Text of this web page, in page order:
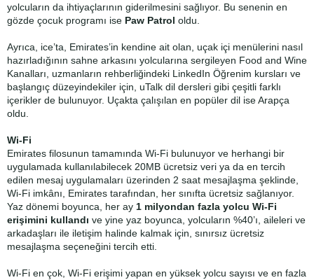
yolcuların da ihtiyaçlarının giderilmesini sağlıyor. Bu senenin en
gözde çocuk programı ise Paw Patrol oldu.
Ayrıca, ice’ta, Emirates’in kendine ait olan, uçak içi menülerini nasıl
hazırladığının sahne arkasını yolcularına sergileyen Food and Wine
Kanalları, uzmanların rehberliğindeki LinkedIn Öğrenim kursları ve
başlangıç düzeyindekiler için, uTalk dil dersleri gibi çeşitli farklı
içerikler de bulunuyor. Uçakta çalışılan en popüler dil ise Arapça
oldu.
Wi-Fi
Emirates filosunun tamamında Wi-Fi bulunuyor ve herhangi bir
uygulamada kullanılabilecek 20MB ücretsiz veri ya da en tercih
edilen mesaj uygulamaları üzerinden 2 saat mesajlaşma şeklinde,
Wi-Fi imkânı, Emirates tarafından, her sınıfta ücretsiz sağlanıyor.
Yaz dönemi boyunca, her ay 1 milyondan fazla yolcu Wi-Fi
erişimini kullandı ve yine yaz boyunca, yolcuların %40’ı, aileleri ve
arkadaşları ile iletişim halinde kalmak için, sınırsız ücretsiz
mesajlaşma seçeneğini tercih etti.
Wi-Fi en çok, Wi-Fi erişimi yapan en yüksek yolcu sayısı ve en fazla